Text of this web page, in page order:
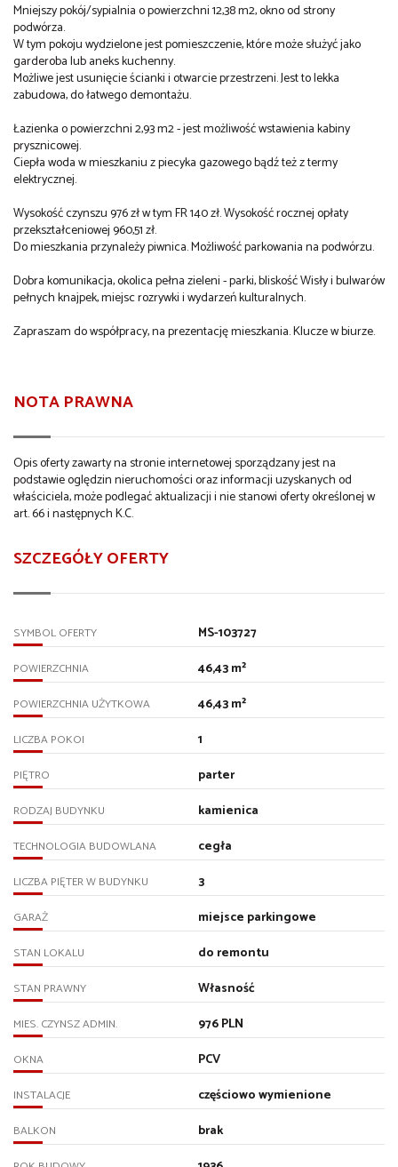
Mniejszy pokój/sypialnia o powierzchni 12,38 m2, okno od strony
podwórza.
W tym pokoju wydzielone jest pomieszczenie, które może służyć jako
garderoba lub aneks kuchenny.
Możliwe jest usunięcie ścianki i otwarcie przestrzeni. Jest to lekka
zabudowa, do łatwego demontażu.
Łazienka o powierzchni 2,93 m2 - jest możliwość wstawienia kabiny
prysznicowej.
Ciepła woda w mieszkaniu z piecyka gazowego bądź też z termy
elektrycznej.
Wysokość czynszu 976 zł w tym FR 140 zł. Wysokość rocznej opłaty
przekształceniowej 960,51 zł.
Do mieszkania przynależy piwnica. Możliwość parkowania na podwórzu.
Dobra komunikacja, okolica pełna zieleni - parki, bliskość Wisły i bulwarów
pełnych knajpek, miejsc rozrywki i wydarzeń kulturalnych.
Zapraszam do współpracy, na prezentację mieszkania. Klucze w biurze.
NOTA PRAWNA
Opis oferty zawarty na stronie internetowej sporządzany jest na
podstawie oględzin nieruchomości oraz informacji uzyskanych od
właściciela, może podlegać aktualizacji i nie stanowi oferty określonej w
art. 66 i następnych K.C.
SZCZEGÓŁY OFERTY
SYMBOL OFERTY MS-103727
POWIERZCHNIA 46,43 m²
POWIERZCHNIA UŻYTKOWA 46,43 m²
LICZBA POKOI 1
PIĘTRO parter
RODZAJ BUDYNKU kamienica
TECHNOLOGIA BUDOWLANA cegła
LICZBA PIĘTER W BUDYNKU 3
GARAŻ miejsce parkingowe
STAN LOKALU do remontu
STAN PRAWNY Własność
MIES. CZYNSZ ADMIN. 976 PLN
OKNA PCV
INSTALACJE częściowo wymienione
BALKON brak